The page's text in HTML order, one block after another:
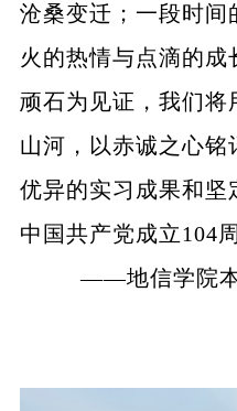
沧桑变迁；一段时间
火的热情与点滴的成
顽石为见证，我们将
山河，以赤诚之心铭
优异的实习成果和坚
中国共产党成立104
——地信学院本